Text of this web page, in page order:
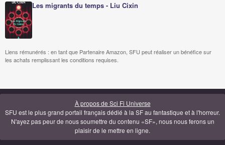
Les migrants du temps - Liu Cixin
Liens rémunérés : en tant que Partenaire Amazon, SFU peut réaliser un bénéfice sur
les achats remplissant les conditions requises.
À propos de Sci Fi Universe
SFU est le plus grand portail français dédié à la SF au fantastique et à l'horreur.
N'ayez pas peur de nous soumettre du contenu «SF», nous nous ferons un
plaisir de le mettre en ligne.